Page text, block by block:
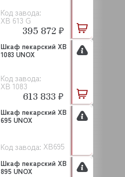
Код завода:
XB 613 G
395 872 ₽
Код завода:
XB 1083
Шкаф пекарский XB
1083 UNOX
613 833 ₽
Код завода: XB695
Шкаф пекарский XB
695 UNOX
Шкаф пекарский XB
895 UNOX